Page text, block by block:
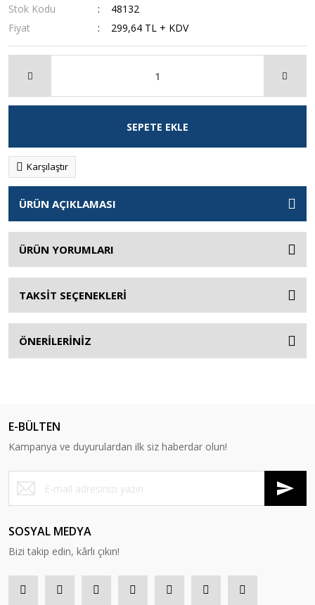
Stok Kodu
48132
Fiyat
299,64 TL + KDV
SEPETE EKLE
Karşılaştır
ÜRÜN AÇIKLAMASI
ÜRÜN YORUMLARI
TAKSİT SEÇENEKLERİ
ÖNERİLERİNİZ
E-BÜLTEN
Kampanya ve duyurulardan ilk siz haberdar olun!
SOSYAL MEDYA
Bizi takip edin, kârlı çıkın!